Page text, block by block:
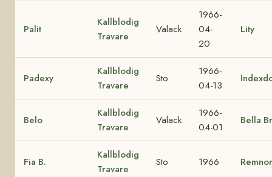
Palit
Kallblodig
Travare
Valack
1966-
04-
20
Lity
Padexy
Kallblodig
Travare
Sto
1966-
04-13
Belo
Kallblodig
Travare
Valack
1966-
04-01
Bella
Fia B.
Kallblodig
Travare
Sto 1966